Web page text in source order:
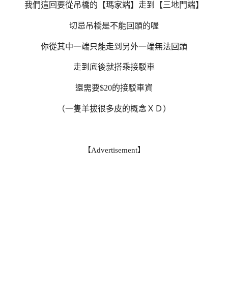
我們這回要從吊橋的【瑪家端】走到【三地門端】
切忌吊橋是不能回頭的喔
你從其中一端只能走到另外一端無法回頭
走到底後就搭乘接駁車
還需要$20的接駁車資
（一隻羊拔很多皮的概念ＸＤ）
【Advertisement】